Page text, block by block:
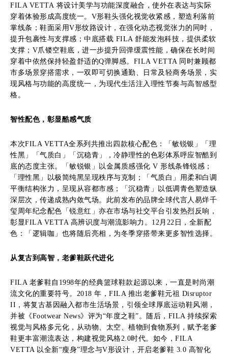
FILA VETTA 将设计美学与功能深度融合，使外在表达与实际
穿着体验形成高度统一。V形鞋头强化视觉收紧感，塑造利落前
掌线条；鞋面采用V形纹路设计，在强化动态视觉张力的同时，
提升包裹性与支撑感；中底搭载 FILA 舒能发泡科技，提供柔软
支撑；V爪镂空鞋底，进一步提升回弹缓震性能，确保在长时间
穿着中依然保持轻盈舒适的Q弹脚感。FILA VETTA 同时兼顾都
市多场景穿搭需求，一双即可切换通勤、日常及轻商务场景，实
现风格与功能的高度统一，为现代生活注入理性节奏与高智感型
格。
智性配色，彰显酷感气质
本次FILA VETTA全系列共推出四款核心配色：「敏锐银」「理
性黑」「气质白」「沉稳青」，冷静理性的色彩体系呼应智酷到
底的态度主张。「敏锐银」以金属质感强化 V 形线条锋锐感；
「理性黑」以极简纯黑呈现秩序与克制；「气质白」用柔和白调
平衡结构张力，呈现从容都市感；「沉稳青」以低调青色塑造纵
深层次，传递成熟内敛气场。此前发布的品牌全球代言人易烊千
玺周年纪念配色「锐意红」亦在市场与社交平台引发热烈反响，
彰显FILA VETTA 高辨识度与潮流影响力。12月22日，全新配
色：「逻辑咖」也将随后亮相，为冬季穿搭带来更多智性选择。
从复古到高智， 老爹鞋跃代进化
FILA 老爹鞋自1998年的经典篮球鞋款起源以来，一直是时尚潮
流文化的重要符号。2018 年，FILA 推出老爹鞋元祖 Disruptor
II，将复古基因融入都市生活场景，引领全球厚底运动鞋风潮，
并被《Footwear News》评为“年度之鞋”。随后，FILA 持续探索
视觉与风格多元化，从动物、太空、植物到食物系列，赋予老爹
鞋更丰富潮流表达，构建视觉风格2.0时代。如今，FILA
VETTA 以全新“瘦身”理念与V形设计，开启老爹鞋 3.0 高智化